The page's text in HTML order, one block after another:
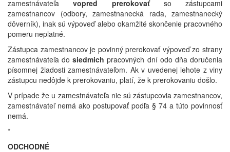
zamestnávateľavopred prerokovaťso zástupcami
zamestnancov (odbory, zamestnanecká rada, zamestnanecký
dôverník), inak sú výpoveď alebo okamžité skončenie pracovného
pomeru neplatné.
Zástupca zamestnancov je povinný prerokovať výpoveď zo strany
zamestnávateľa dosiedmich pracovných dní odo dňa doručenia
písomnej žiadosti zamestnávateľom. Ak v uvedenej lehote z viny
zástupcu nedôjde k prerokovaniu, platí, že k prerokovaniu došlo.
V prípade že u zamestnávateľa nie sú zástupcovia zamestnancov,
zamestnávateľ nemá ako postupovať podľa § 74 a túto povinnosť
nemá.
*
ODCHODNÉ